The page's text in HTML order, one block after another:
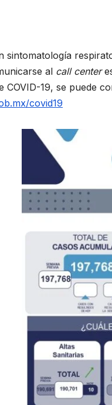
sintomatología
al call center
COVID-19, se puede
covid19